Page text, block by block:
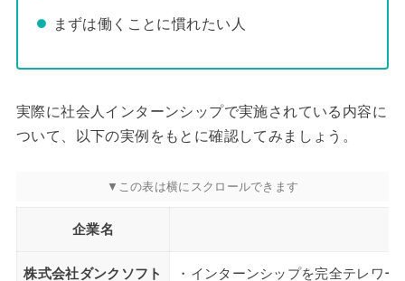
まずは働くことに慣れたい人
実際に社会人インターンシップで実施されている内容に
ついて、以下の実例をもとに確認してみましょう。
企業名
株式会社ダンクソフト ・インターンシップを完全テレワ